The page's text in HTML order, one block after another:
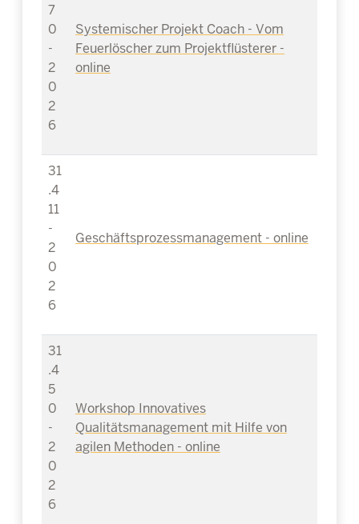
7
0
-
2
0
2
6
Systemischer Projekt Coach - Vom
Feuerlöscher zum Projektflüsterer -
online
31
.4
11
-
2
0
2
6
Geschäftsprozessmanagement - online
31
.4
5
0
-
2
0
2
6
Workshop Innovatives
Qualitätsmanagement mit Hilfe von
agilen Methoden - online